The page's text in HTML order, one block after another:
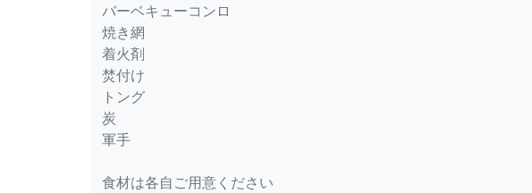
バーベキューコンロ
焼き網
着火剤
焚付け
トング
炭
軍手
食材は各自ご用意ください